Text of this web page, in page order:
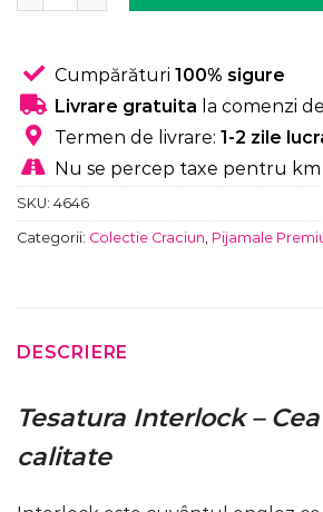
Cumpărături 100% sigure
Livrare gratuita la comenzi
Termen de livrare: 1-2 zile
Nu se percep taxe pentru
SKU: 4646
Categorii: Colectie Craciun Pijamale
DESCRIERE
Tesatura Interlock –
calitate